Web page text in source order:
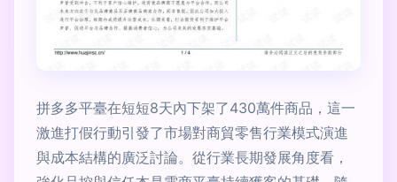
拼多多平臺在短短8天內下架了430萬件商品，這一
激進打假行動引發了市場對商貿零售行業模式演進
與成本結構的廣泛討論。從行業長期發展角度看，